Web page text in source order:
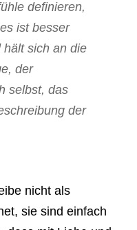
definieren,
ist besser
sich an die
der
selbst, das
der
nicht als
sie sind einfach